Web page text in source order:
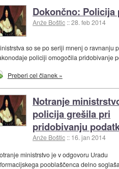
Dokončno:
Anže Boštic ::28. feb 2014
so se po seriji mnenj o ravnanju
policiji omogočila pridobivanje
Preberi cel članek »
Notranje
policija grešila pri
pridobivanju
Anže Boštic :: 16. jan 2014
ministrstvo je v odgovoru Uradu
pooblaščenca delno